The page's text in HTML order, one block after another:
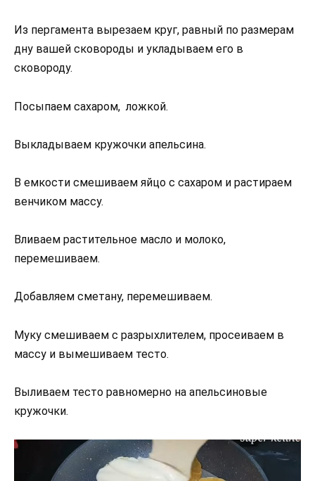
Из пергамента вырезаем круг, равный по размерам
дну вашей сковороды и укладываем его в
сковороду.
Посыпаем сахаром, ложкой.
Выкладываем кружочки апельсина.
В емкости смешиваем яйцо с сахаром и растираем
венчиком массу.
Вливаем растительное масло и молоко,
перемешиваем.
Добавляем сметану, перемешиваем.
Муку смешиваем с разрыхлителем, просеиваем в
массу и вымешиваем тесто.
Выливаем тесто равномерно на апельсиновые
кружочки.